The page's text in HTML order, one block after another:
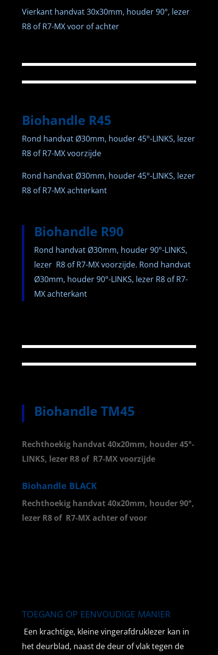
Vierkant handvat 30x30mm, houder 90°, lezer
R8 of R7-MX voor of achter
Biohandle R45
Rond handvat Ø30mm, houder 45°-LINKS, lezer
R8 of R7-MX voorzijde
Rond handvat Ø30mm, houder 45°-LINKS, lezer
R8 of R7-MX achterkant
Biohandle R90
Rond handvat Ø30mm, houder 90°-LINKS,
lezer R8 of R7-MX voorzijde. Rond handvat
Ø30mm, houder 90°-LINKS, lezer R8 of R7-
MX achterkant
Biohandle TM45
Rechthoekig handvat 40x20mm, houder 45°-
LINKS, lezer R8 of R7-MX voorzijde
Biohandle BLACK
Rechthoekig handvat 40x20mm, houder 90°,
lezer R8 of R7-MX achter of voor
TOEGANG OP EENVOUDIGE MANIER
Een krachtige, kleine vingerafdruklezer kan in
het deurblad, naast de deur of vlak tegen de